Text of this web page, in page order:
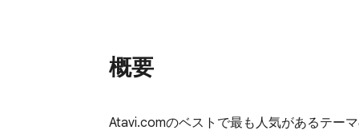
概要
Atavi.comのベストで最も人気があるテー